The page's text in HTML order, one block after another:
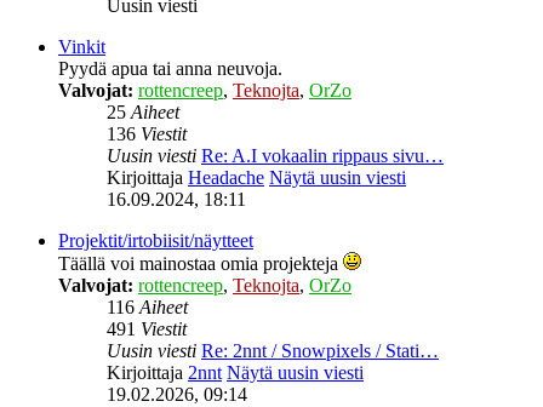
Uusin viesti
Vinkit
Pyydä apua tai anna neuvoja.
Valvojat: rottencreep, Teknojta, OrZo
25Aiheet
136 Viestit
Uusin viesti Re: A.I vokaalin rippaus sivu…
Kirjoittaja Headache Näytä uusin viesti
16.09.2024, 18:11
Projektit/irtobiisit/näytteet
Täällä voi mainostaa omia projekteja
Valvojat: rottencreep, Teknojta, OrZo
116Aiheet
491 Viestit
Uusin viesti Re: 2nnt / Snowpixels / Stati…
Kirjoittaja 2nnt Näytä uusin viesti
19.02.2026, 09:14